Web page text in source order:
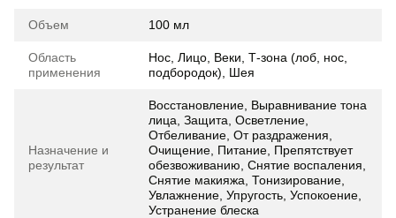
Объем 100 мл
Область
применения
Нос, Лицо, Веки, Т-зона (лоб, нос,
подбородок), Шея
Назначение и
результат
Восстановление, Выравнивание тона
лица, Защита, Осветление,
Отбеливание, От раздражения,
Очищение, Питание, Препятствует
обезвоживанию, Снятие воспаления,
Снятие макияжа, Тонизирование,
Увлажнение, Упругость, Успокоение,
Устранение блеска